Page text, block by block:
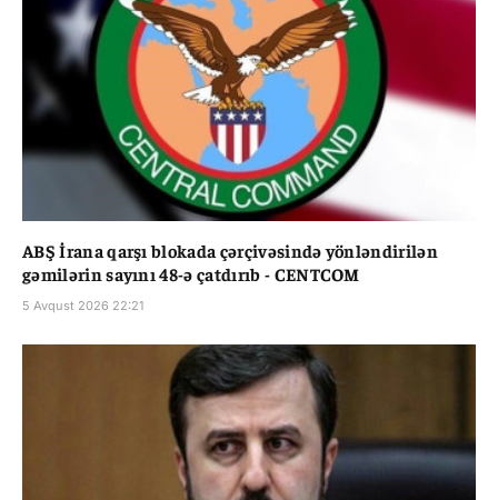
ABŞ İrana qarşı blokada çərçivəsində yönləndirilən
gəmilərin sayını 48-ə çatdırıb - CENTCOM
5 Avqust 2026 22:21